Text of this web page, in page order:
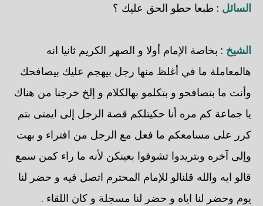
السائل : طبعا حطو الحق عليك ؟
الشيخ : بخاصة الإمام أولا و الصهر الكريم ثانيا انه
هالمعاملة ما في أغلظ منها رجل بيهجم عليك بيصافحك
وأنت ما بتصافحو و بتكلمو بهالكلام و إلخ خرجنا من هناك
يا جماعة كم مره أنا حكيتلكم قصة الرجل إلى ايمتى بتم
كرر على مسامعكم ما فعل مع الرجل من افتراء و بهت
وإلى آخره وبتريدوا تشوفوا بعينكن لأنه ما راء كمن سمع
قالو ايه والله قلنالو للإمام المحترم اتصل فيه و حضر لنا
يوم وحضر لنا اياه و حضر لنا مسجلة و كان اللقاء .